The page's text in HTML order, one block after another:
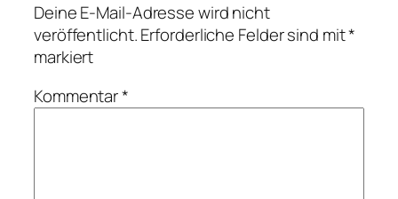
Deine E-Mail-Adresse wird nicht
veröffentlicht.Erforderliche Felder sind mit*
markiert
Kommentar*